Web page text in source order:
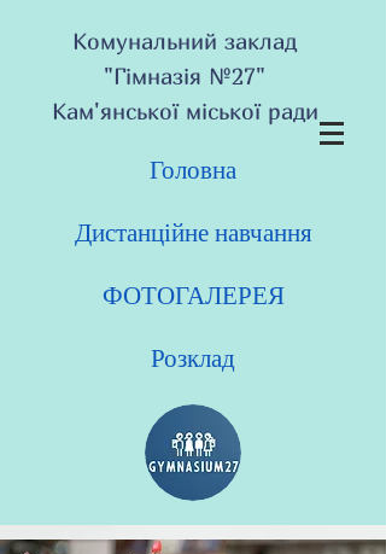
Комунальний заклад
"Гімназія №27"
Кам'янської міської ради
Головна
Дистанційне навчання
ФОТОГАЛЕРЕЯ
Розклад